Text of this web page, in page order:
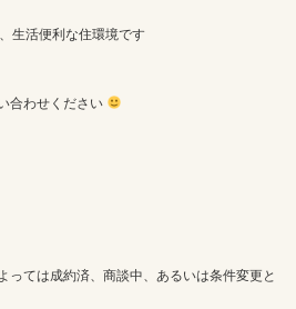
生活便利な住環境です
合わせください
ては成約済、商談中、あるいは条件変更と